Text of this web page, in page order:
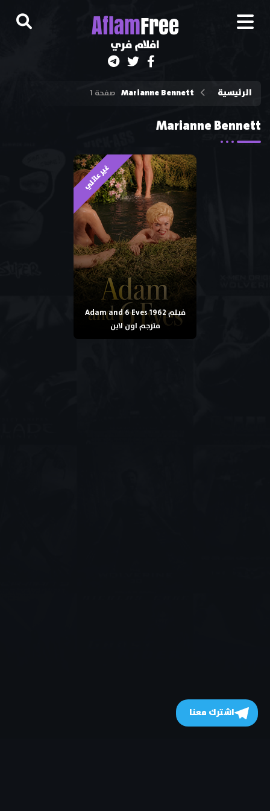
AflamFree
افلام فري
الرئيسية Marianne Bennett صفحة 1
Marianne Bennett
غير عائلي
فيلم Adam and 6 Eves 1962
مترجم اون لاين
اشترك معنا